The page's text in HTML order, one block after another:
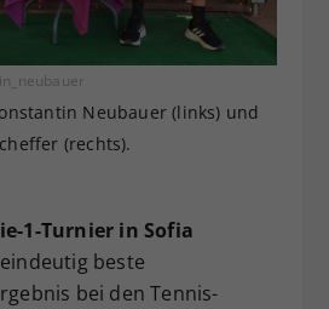
Neubauer (links) und
(rechts).
1-Turnier in Sofia
beste
bei den Tennis-